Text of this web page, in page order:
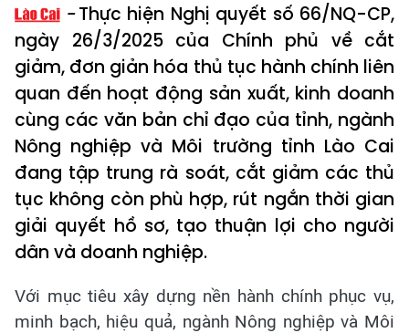
Thực hiện Nghị quyết số 66/NQ-CP,
ngày 26/3/2025 của Chính phủ về cắt
giảm, đơn giản hóa thủ tục hành chính liên
quan đến hoạt động sản xuất, kinh doanh
cùng các văn bản chỉ đạo của tỉnh, ngành
Nông nghiệp và Môi trường tỉnh Lào Cai
đang tập trung rà soát, cắt giảm các thủ
tục không còn phù hợp, rút ngắn thời gian
giải quyết hồ sơ, tạo thuận lợi cho người
dân và doanh nghiệp.
Với mục tiêu xây dựng nền hành chính phục vụ,
minh bạch, hiệu quả, ngành Nông nghiệp và Môi